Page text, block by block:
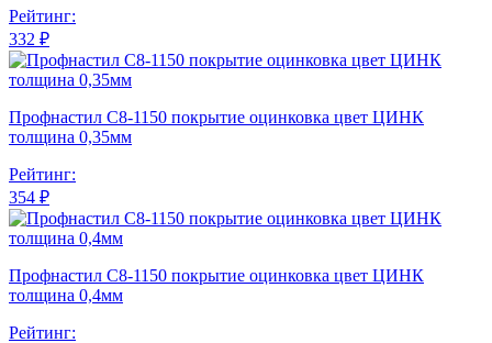
Рейтинг:
332 ₽
Профнастил С8-1150 покрытие оцинковка цвет ЦИНК
толщина 0,35мм
Рейтинг:
354 ₽
Профнастил С8-1150 покрытие оцинковка цвет ЦИНК
толщина 0,4мм
Рейтинг: